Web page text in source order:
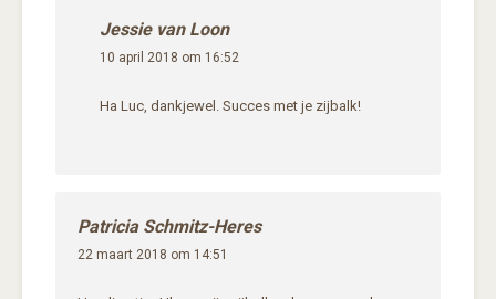
Jessie van Loon
10 april 2018 om 16:52
Ha Luc, dankjewel. Succes met je zijbalk!
Patricia Schmitz-Heres
22 maart 2018 om 14:51